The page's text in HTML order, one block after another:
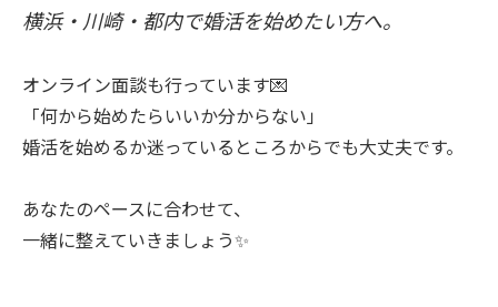
横浜・川崎・都内で婚活を始めたい方へ。
オンライン面談も行っています💌
「何から始めたらいいか分からない」
婚活を始めるか迷っているところからでも大丈夫です。
あなたのペースに合わせて、
一緒に整えていきましょう✨